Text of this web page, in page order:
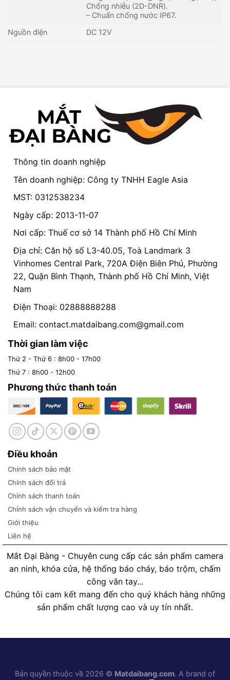
Chống nhiễu (2D-DNR).
– Chuẩn chống nước IP67.
Nguồn điện
DC 12V
Thông tin doanh nghiệp
Tên doanh nghiệp: Công ty TNHH Eagle Asia
MST: 0312538234
Ngày cấp: 2013-11-07
Nơi cấp: Thuế cơ sở 14 Thành phố Hồ Chí Minh
Địa chỉ: Căn hộ số L3-40.05, Toà Landmark 3
Vinhomes Central Park, 720A Điện Biên Phủ, Phường
22, Quận Bình Thạnh, Thành phố Hồ Chí Minh, Việt
Nam
Điện Thoại: 02888888288
Email: contact.matdaibang.com@gmail.com
Thời gian làm việc
Thứ 2 - Thứ 6 : 8h00 - 17h00
Thứ 7 : 8h00 - 12h00
Phương thức thanh toán
Điều khoản
Chính sách bảo mật
Chính sách đổi trả
Chính sách thanh toán
Chính sách vận chuyển và kiểm tra hàng
Giới thiệu
Liên hệ
Mắt Đại Bàng - Chuyên cung cấp các sản phẩm camera
an ninh, khóa cửa, hệ thống báo cháy, báo trộm, chấm
công vân tay...
Chúng tôi cam kết mang đến cho quý khách hàng những
sản phẩm chất lượng cao và uy tín nhất.
Bản quyền thuộc về 2026 © Matdaibang.com. A brand of